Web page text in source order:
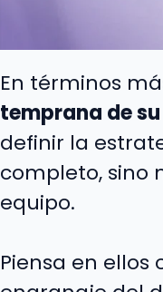
En términos
temprana de
definir la
completo, sino
equipo.
Piensa en